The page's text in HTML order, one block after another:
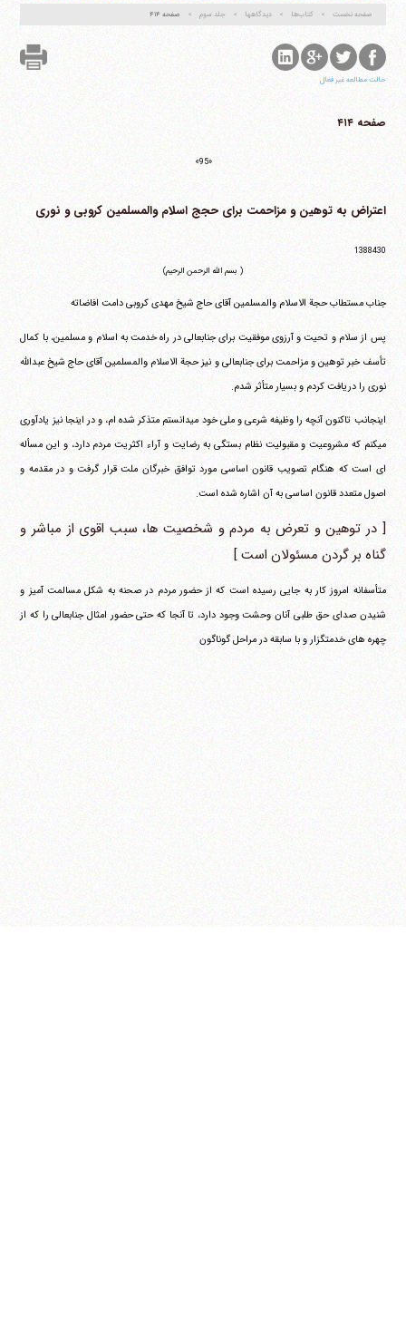
صفحه نخست کتاب‌ها دیدگاهها جلد سوم صفحه ۴۱۴
حالت مطالعه غیر فعال
صفحه ۴۱۴
«95»
اعتراض به توهین و مزاحمت برای حجج اسلام والمسلمین کروبی و نوری
1388430
( بسم الله الرحمن الرحیم)
جناب مستطاب حجة الاسلام والمسلمین آقای حاج شیخ مهدی کروبی دامت افاضاته
پس از سلام و تحیت و آرزوی موفقیت برای جنابعالی در راه خدمت به اسلام و مسلمین، با کمال
تأسف خبر توهین و مزاحمت برای جنابعالی و نیز حجة الاسلام والمسلمین آقای حاج شیخ عبدالله
نوری را دریافت کردم و بسیار متأثر شدم.
اینجانب تاکنون آنچه را وظیفه شرعی و ملی خود می‎دانستم متذکر شده ام، و در اینجا نیز یادآوری
می‎کنم که مشروعیت و مقبولیت نظام بستگی به رضایت و آراء اکثریت مردم دارد، و این مسأله
ای است که هنگام تصویب قانون اساسی مورد توافق خبرگان ملت قرار گرفت و در مقدمه و
اصول متعدد قانون اساسی به آن اشاره شده است.
[ در توهین و تعرض به مردم و شخصیت ها، سبب اقوی از مباشر و
گناه بر گردن مسئولان است ]
متأسفانه امروز کار به جایی رسیده است که از حضور مردم در صحنه به شکل مسالمت آمیز و
شنیدن صدای حق طلبی آنان وحشت وجود دارد، تا آنجا که حتی حضور امثال جنابعالی را که از
چهره های خدمتگزار و با سابقه در مراحل گوناگون